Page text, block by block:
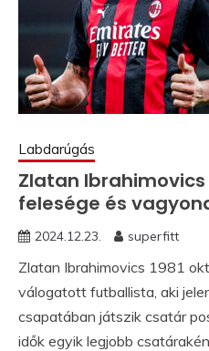
Labdarúgás
Zlatan
felesége és
2024.12.23. superfitt
Zlatan Ibrahimovics 1981
válogatott futballista, aki
csapatában játszik csatár
idők egyik legjobb